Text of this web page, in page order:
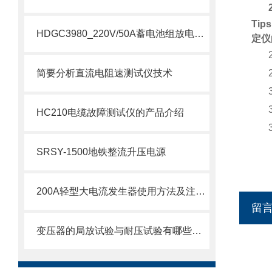
HDGC3980_220V/50A蓄电池组放电测试仪产品介绍
简要分析直流电阻速测试仪技术
HC210电缆故障测试仪的产品介绍
SRSY-1500地铁整流升压电源
200A轻型大电流发生器使用方法及注意事项
变压器的局放试验与耐压试验有哪些区别
定
留